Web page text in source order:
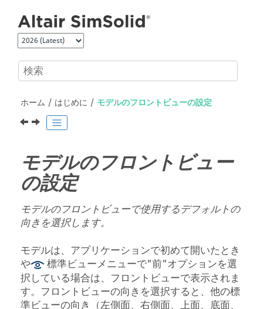
ホーム はじめに モデルのフロントビューの設定
モデルのフロントビュー
の設定
モデルのフロントビューで使用するデフォルトの
向きを選択します。
モデルは、アプリケーションで初めて開いたとき
や
標準ビューメニューで"前"オプションを選
択している場合は、フロントビューで表示されま
す。フロントビューの向きを選択すると、他の標
準ビューの向き（左側面、右側面、上面、底面、